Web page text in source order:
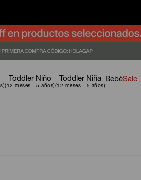
Toddler Niño Toddler Niña BebéSale